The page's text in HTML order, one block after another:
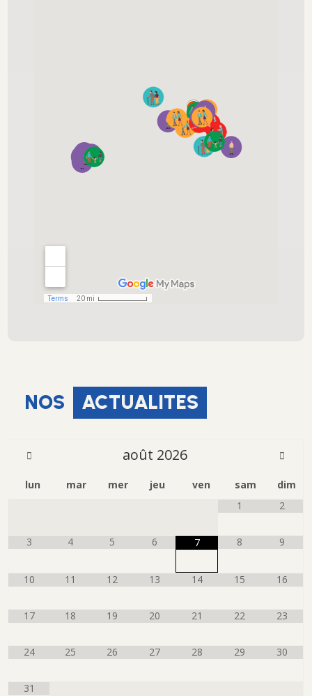
NOS ACTUALITES
août 2026
lun mar mer jeu ven sam
dim
1
2
3 4 5 6 7 8 9
10 11 12 13 14 15 16
17 18 19 20 21 22 23
24 25 26 27 28 29 30
31